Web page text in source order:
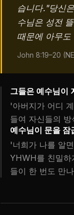
습니다."당신
수님은 성전
때문에 아무도
John 8:19–20
그들은 예수님이
'아버지가 어디
들여 자신들의
예수님이 문을 잠
'너희가 나를 알
YHWH를 친밀하
들이 한 번도 만